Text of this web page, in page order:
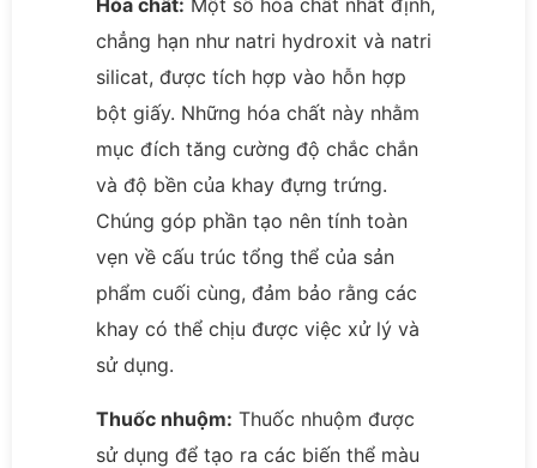
Hóa chất: Một số hóa chất nhất định,
chẳng hạn như natri hydroxit và natri
silicat, được tích hợp vào hỗn hợp
bột giấy. Những hóa chất này nhằm
mục đích tăng cường độ chắc chắn
và độ bền của khay đựng trứng.
Chúng góp phần tạo nên tính toàn
vẹn về cấu trúc tổng thể của sản
phẩm cuối cùng, đảm bảo rằng các
khay có thể chịu được việc xử lý và
sử dụng.
Thuốc nhuộm: Thuốc nhuộm được
sử dụng để tạo ra các biến thể màu